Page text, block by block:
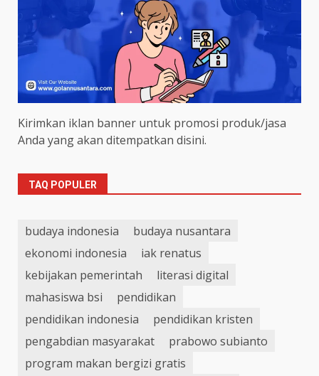
Kirimkan iklan banner untuk promosi produk/jasa
Anda yang akan ditempatkan disini.
TAQ POPULER
budaya indonesia
budaya nusantara
ekonomi indonesia
iak renatus
kebijakan pemerintah
literasi digital
mahasiswa bsi
pendidikan
pendidikan indonesia
pendidikan kristen
pengabdian masyarakat
prabowo subianto
program makan bergizi gratis